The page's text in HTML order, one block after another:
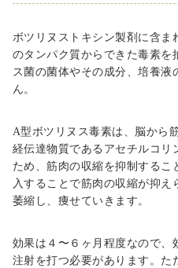
ボツリヌストキシン製剤に含ま
のタンパク質からできた毒素を
ス菌の菌体やその成分、培養液
ん。
A型ボツリヌス毒素は、脳から
経伝達物質であるアセチルコリ
ため、筋肉の収縮を抑制するこ
入することで筋肉の収縮が抑
萎縮し、痩せていきます。
効果は４〜６ヶ月程度なので、
注射を打つ必要があります。た